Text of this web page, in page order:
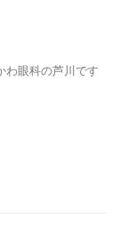
わ眼科の芦川です